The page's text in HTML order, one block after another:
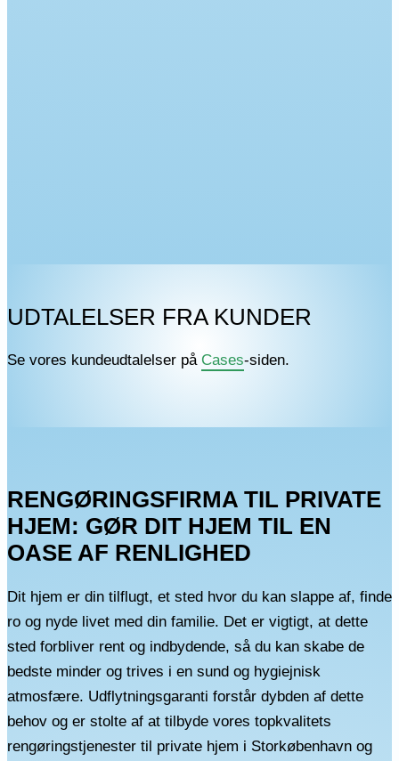
UDTALELSER FRA KUNDER
Se vores kundeudtalelser på Cases-siden.
RENGØRINGSFIRMA TIL PRIVATE
HJEM: GØR DIT HJEM TIL EN
OASE AF RENLIGHED
Dit hjem er din tilflugt, et sted hvor du kan slappe af, finde
ro og nyde livet med din familie. Det er vigtigt, at dette
sted forbliver rent og indbydende, så du kan skabe de
bedste minder og trives i en sund og hygiejnisk
atmosfære. Udflytningsgaranti forstår dybden af dette
behov og er stolte af at tilbyde vores topkvalitets
rengøringstjenester til private hjem i Storkøbenhavn og